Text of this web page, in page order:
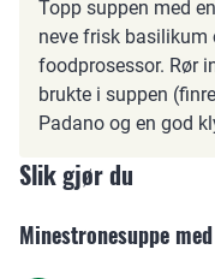
Topp suppen med
neve frisk basilikum
foodprosessor. Rør
brukte i suppen
Padano og en god
Slik gjør du
Minestronesuppe